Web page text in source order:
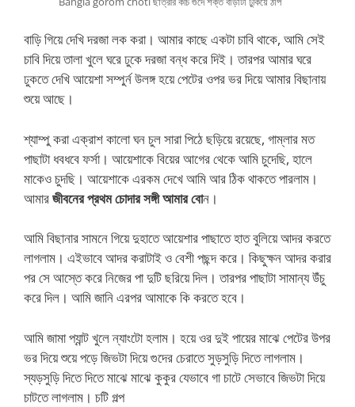
বাড়ি গিয়ে দেখি দরজা লক করা। আমার কাছে একটা চাবি থাকে, আমি সেই
চাবি দিয়ে তালা খুলে ঘরে ঢুকে দরজা বন্ধ করে দিই। তারপর আমার ঘরে
ঢুকতে দেখি আয়েশা সম্পুর্ন উলঙ্গ হয়ে পেটের ওপর ভর দিয়ে আমার বিছানায়
শুয়ে আছে।
শ্যাম্পু করা এক্রাশ কালো ঘন চুল সারা পিঠে ছড়িয়ে রয়েছে, গাম্লার মত
পাছাটা ধবধবে ফর্সা। আয়েশাকে বিয়ের আগের থেকে আমি চুদেছি, হালে
মাকেও চুদছি। আয়েশাকে এরকম দেখে আমি আর ঠিক থাকতে পারলাম।
আমারজীবনের প্রথম চোদার সঙ্গী আমার বোন।
আমি বিছানার সামনে গিয়ে দুহাতে আয়েশার পাছাতে হাত বুলিয়ে আদর করতে
লাগলাম। এইভাবে আদর করাটাই ও বেশী পছন্দ করে। কিছুক্ষন আদর করার
পর সে আস্তে করে নিজের পা দুটি ছরিয়ে দিল। তারপর পাছাটা সামান্য উঁচু
করে দিল। আমি জানি এরপর আমাকে কি করতে হবে।
আমি জামা প্যান্ট খুলে ন্যাংটো হলাম। হয়ে ওর দুই পায়ের মাঝে পেটের উপর
ভর দিয়ে শুয়ে পড়ে জিভটা দিয়ে গুদের চেরাতে সুড়সুড়ি দিতে লাগলাম।
স্যড়সুড়ি দিতে দিতে মাঝে মাঝে কুকুর যেভাবে গা চাটে সেভাবে জিভটা দিয়ে
চাটতে লাগলাম। চটি গল্প